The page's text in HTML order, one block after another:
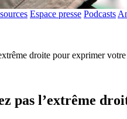
Espace presse Podcasts
droite pour exprimer
pas l’extrême